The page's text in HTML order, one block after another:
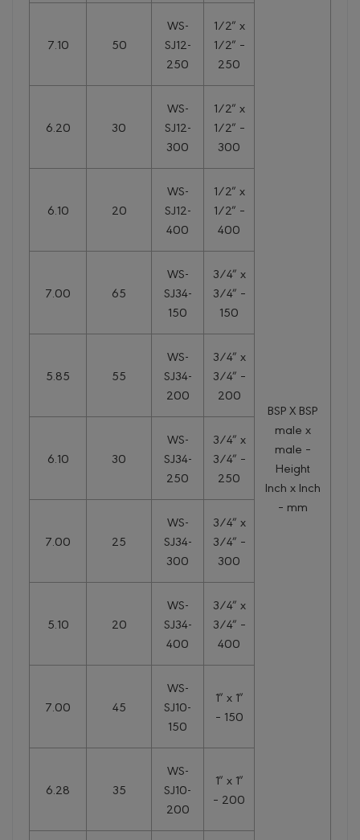
BSP X BSP
male x
male –
Height
Inch x Inch
– mm
1/2″ x
1/2″ –
250
WS-
SJ12-
250
50
7.10
1/2″ x
1/2″ –
300
WS-
SJ12-
300
30
6.20
1/2″ x
1/2″ –
400
WS-
SJ12-
400
20
6.10
3/4″ x
3/4″ –
150
WS-
SJ34-
150
65
7.00
3/4″ x
3/4″ –
200
WS-
SJ34-
200
55
5.85
3/4″ x
3/4″ –
250
WS-
SJ34-
250
30
6.10
3/4″ x
3/4″ –
300
WS-
SJ34-
300
25
7.00
3/4″ x
3/4″ –
400
WS-
SJ34-
400
20
5.10
1″ x 1″
– 150
WS-
SJ10-
150
45
7.00
1″ x 1″
– 200
WS-
SJ10-
200
35
6.28